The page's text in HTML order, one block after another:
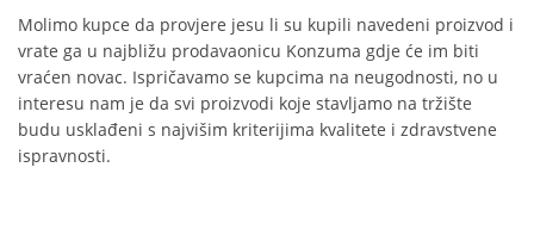
Molimo kupce da provjere jesu li su kupili navedeni proizvod i
vrate ga u najbližu prodavaonicu Konzuma gdje će im biti
vraćen novac. Ispričavamo se kupcima na neugodnosti, no u
interesu nam je da svi proizvodi koje stavljamo na tržište
budu usklađeni s najvišim kriterijima kvalitete i zdravstvene
ispravnosti.